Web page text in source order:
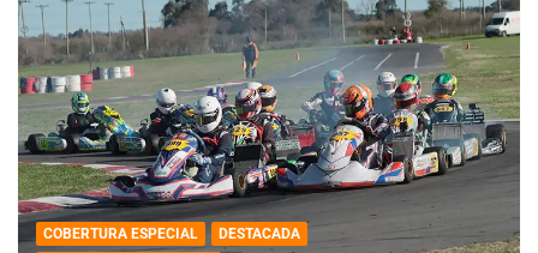
COBERTURA ESPECIAL
DESTACADA